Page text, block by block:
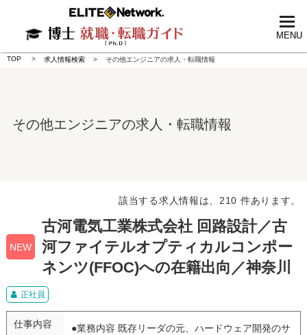
MENU
TOP 求人情報検索 その他エンジニアの求人・転職情報
その他エンジニアの求人・転職情報
該当する求人情報は、210 件あります。
NEW
古河電気工業株式会社 回路設計／古
河ファイテルオプティカルコンポー
ネンツ(FFOC)への在籍出向／神奈川
正社員
仕事内容
●業務内容 既存リーダの元、ハードウェア開発のサ